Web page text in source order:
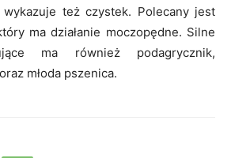
wykazuje też czystek. Polecany jest
ma działanie moczopędne. Silne
ma również podagrycznik,
młoda pszenica.